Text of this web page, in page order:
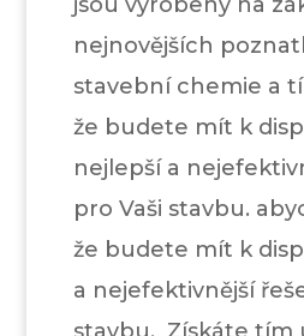
nejnovějších
stavební chemie a
že budete mít k
nejlepší a
pro Vaši stavbu.
že budete mít k
a nejefektivnější